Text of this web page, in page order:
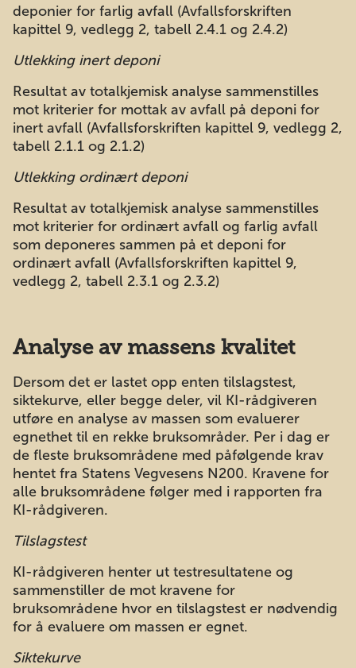
deponier for farlig avfall (Avfallsforskriften
kapittel 9, vedlegg 2, tabell 2.4.1 og 2.4.2)
Utlekking inert deponi
Resultat av totalkjemisk analyse sammenstilles
mot kriterier for mottak av avfall på deponi for
inert avfall (Avfallsforskriften kapittel 9, vedlegg 2,
tabell 2.1.1 og 2.1.2)
Utlekking ordinært deponi
Resultat av totalkjemisk analyse sammenstilles
mot kriterier for ordinært avfall og farlig avfall
som deponeres sammen på et deponi for
ordinært avfall (Avfallsforskriften kapittel 9,
vedlegg 2, tabell 2.3.1 og 2.3.2)
Analyse av massens kvalitet
Dersom det er lastet opp enten tilslagstest,
siktekurve, eller begge deler, vil KI-rådgiveren
utføre en analyse av massen som evaluerer
egnethet til en rekke bruksområder. Per i dag er
de fleste bruksområdene med påfølgende krav
hentet fra Statens Vegvesens N200. Kravene for
alle bruksområdene følger med i rapporten fra
KI-rådgiveren.
Tilslagstest
KI-rådgiveren henter ut testresultatene og
sammenstiller de mot kravene for
bruksområdene hvor en tilslagstest er nødvendig
for å evaluere om massen er egnet.
Siktekurve